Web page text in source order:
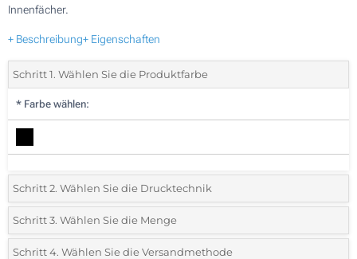
Innenfächer.
+ Beschreibung+ Eigenschaften
Schritt 1. Wählen Sie die Produktfarbe
* Farbe wählen:
Schritt 2. Wählen Sie die Drucktechnik
*Wählen Sie die Druck- und Farbtechniken für Ihr Logo:
1 Farbig (Vorderseite)
Schritt 3. Wählen Sie die Menge
*Bitte wählen Sie Ihre gewünschte Menge
Schritt 4. Wählen Sie die Versandmethode